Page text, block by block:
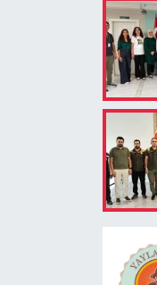
Yayla Haber
Yemek Tarifleri
Yerel Haberler